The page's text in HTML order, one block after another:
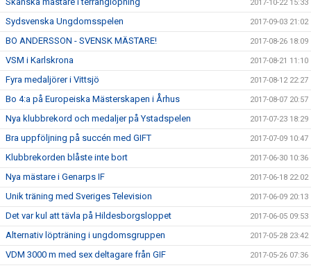
2017-10-22 15:33
Sydsvenska Ungdomsspelen 2017-09-03 21:02
BO ANDERSSON - SVENSK MÄSTARE! 2017-08-26 18:09
VSM i Karlskrona 2017-08-21 11:10
Fyra medaljörer i Vittsjö 2017-08-12 22:27
Bo 4:a på Europeiska Mästerskapen i Århus 2017-08-07 20:57
Nya klubbrekord och medaljer på Ystadspelen 2017-07-23 18:29
Bra uppföljning på succén med GIFT 2017-07-09 10:47
Klubbrekorden blåste inte bort 2017-06-30 10:36
Nya mästare i Genarps IF 2017-06-18 22:02
Unik träning med Sveriges Television 2017-06-09 20:13
Det var kul att tävla på Hildesborgsloppet 2017-06-05 09:53
Alternativ löpträning i ungdomsgruppen 2017-05-28 23:42
VDM 3000 m med sex deltagare från GIF 2017-05-26 07:36